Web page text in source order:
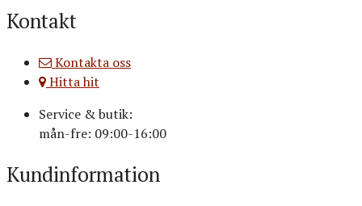
Kontakt
Kontakta oss
Hitta hit
Service & butik:
mån-fre: 09:00-16:00
Kundinformation